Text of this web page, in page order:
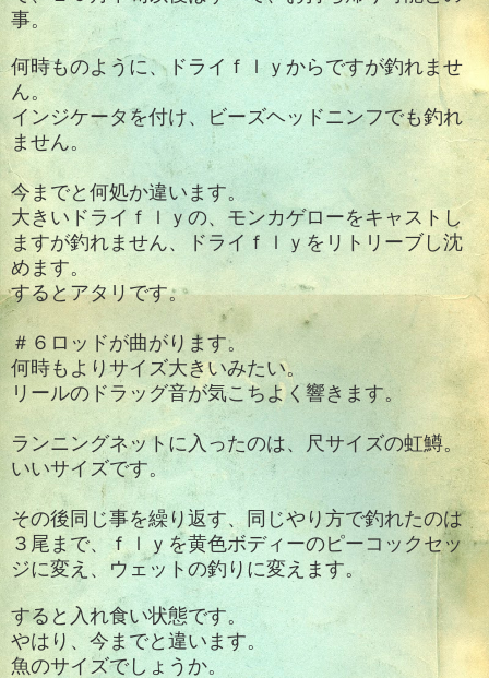
事。
何時ものように、ドライｆｌｙからですが釣れませ
ん。
インジケータを付け、ビーズヘッドニンフでも釣れ
ません。
今までと何処か違います。
大きいドライｆｌｙの、モンカゲローをキャストし
ますが釣れません、ドライｆｌｙをリトリーブし沈
めます。
するとアタリです。
＃６ロッドが曲がります。
何時もよりサイズ大きいみたい。
リールのドラッグ音が気こちよく響きます。
ランニングネットに入ったのは、尺サイズの虹鱒。
いいサイズです。
その後同じ事を繰り返す、同じやり方で釣れたのは
３尾まで、ｆｌｙを黄色ボディーのピーコックセッ
ジに変え、ウェットの釣りに変えます。
すると入れ食い状態です。
やはり、今までと違います。
魚のサイズでしょうか。